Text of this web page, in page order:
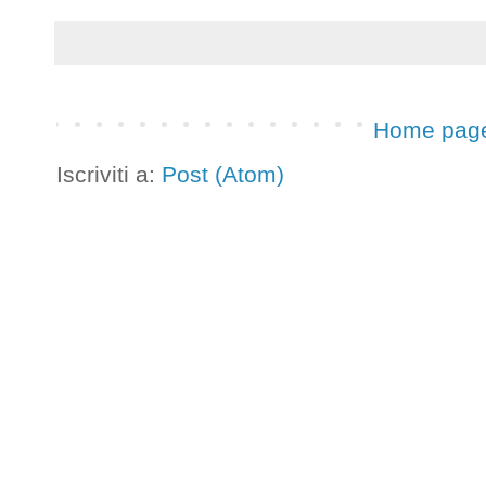
Home
Iscriviti a: Post (Atom)